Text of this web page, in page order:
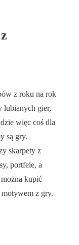
z roku na rok
lubianych gier,
więc coś dla
są gry.
skarpety z
portfele, a
kupić
z gry.